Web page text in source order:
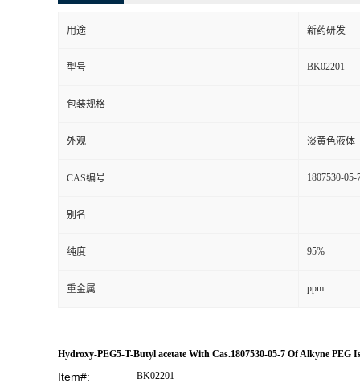
用途 新药研发
型号 BK02201
包装规格
外观 淡黄色液体
CAS编号 1807530-05-
别名
纯度 95%
重金属 ppm
Hydroxy-PEG5-T-Butyl acetate With Cas.1807530-05-7 Of Alkyne PEG
Item#: BK02201